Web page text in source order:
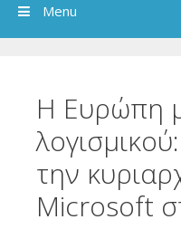
Menu
Η Ευρώπη
την
Microsoft